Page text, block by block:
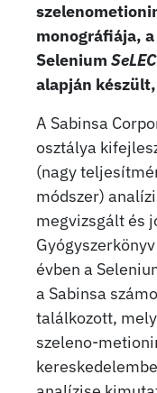
monográfiája,
Selenium
alapján
A Sabinsa
osztálya
(nagy
módszer)
megvizsgált és
évben a
a Sabinsa
találkozott,
szeleno-